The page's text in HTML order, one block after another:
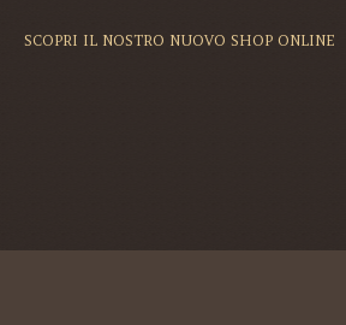
SCOPRI IL NOSTRO NUOVO SHOP ONLINE